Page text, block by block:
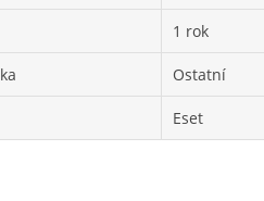
1 rok
Ostatní
Eset